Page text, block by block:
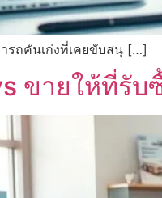
รถคันเก่งที่เคยขับสนุ […]
ขายให้ที่รั